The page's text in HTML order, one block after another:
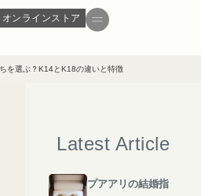
オンラインストア
を選ぶ？K14とK18の違いと特徴
Latest Article
プアアリの結婚指